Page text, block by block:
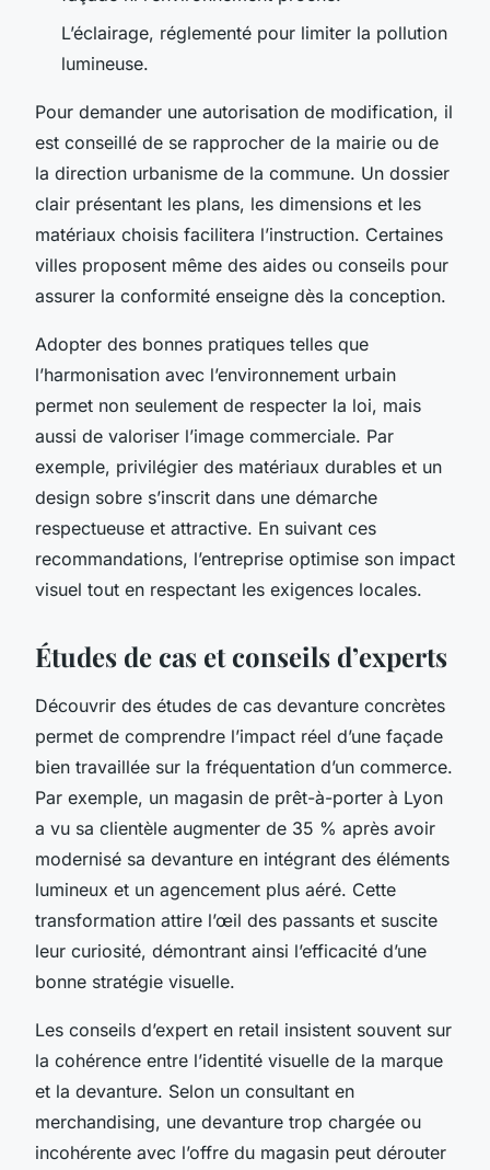
L’éclairage, réglementé pour limiter la pollution
lumineuse.
Pour demander une autorisation de modification, il
est conseillé de se rapprocher de la mairie ou de
la direction urbanisme de la commune. Un dossier
clair présentant les plans, les dimensions et les
matériaux choisis facilitera l’instruction. Certaines
villes proposent même des aides ou conseils pour
assurer la conformité enseigne dès la conception.
Adopter des bonnes pratiques telles que
l’harmonisation avec l’environnement urbain
permet non seulement de respecter la loi, mais
aussi de valoriser l’image commerciale. Par
exemple, privilégier des matériaux durables et un
design sobre s’inscrit dans une démarche
respectueuse et attractive. En suivant ces
recommandations, l’entreprise optimise son impact
visuel tout en respectant les exigences locales.
Études de cas et conseils d’experts
Découvrir des études de cas devanture concrètes
permet de comprendre l’impact réel d’une façade
bien travaillée sur la fréquentation d’un commerce.
Par exemple, un magasin de prêt-à-porter à Lyon
a vu sa clientèle augmenter de 35 % après avoir
modernisé sa devanture en intégrant des éléments
lumineux et un agencement plus aéré. Cette
transformation attire l’œil des passants et suscite
leur curiosité, démontrant ainsi l’efficacité d’une
bonne stratégie visuelle.
Les conseils d’expert en retail insistent souvent sur
la cohérence entre l’identité visuelle de la marque
et la devanture. Selon un consultant en
merchandising, une devanture trop chargée ou
incohérente avec l’offre du magasin peut dérouter